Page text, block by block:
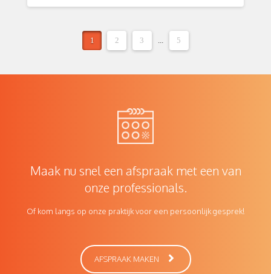
1 2 3 ... 5
Maak nu snel een afspraak met een van
onze professionals.
Of kom langs op onze praktijk voor een persoonlijk gesprek!
AFSPRAAK MAKEN